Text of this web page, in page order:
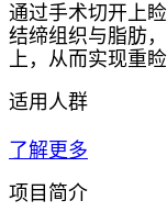
通过手术切开上
结缔组织与脂肪
上，从而实现重
适用人群
了解更多
项目简介